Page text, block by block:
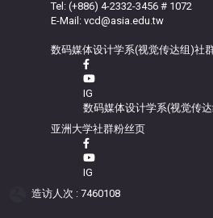
Tel: (+886) 4-2332-3456 # 1072
E-Mail: vcd@asia.edu.tw
数码媒体设计学系(视觉传达组)社
IG
数码媒体设计学系(视觉传
亚洲大学社群粉丝页
IG
造访人次 : 7460108